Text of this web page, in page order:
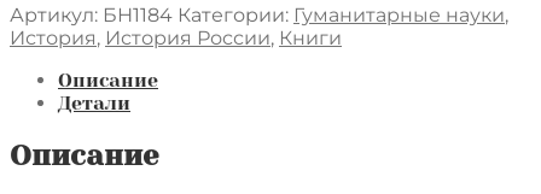
Артикул: БН1184 Категории: Гуманитарные науки,
История, История России, Книги
Описание
Детали
Описание